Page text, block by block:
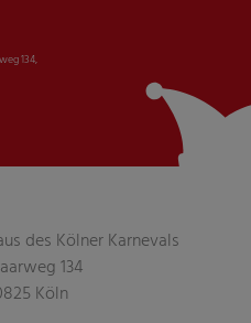
134,
des Kölner Karnevals
134
Köln